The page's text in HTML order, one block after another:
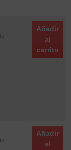
Añadir
al
carrito
Añadir
al